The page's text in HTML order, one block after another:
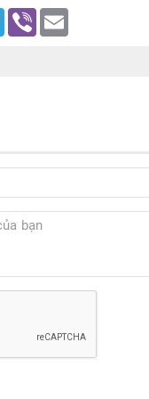
Telegram
Viber